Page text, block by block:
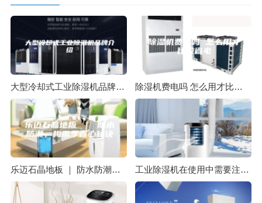
大型冷却式工业除湿机品牌介绍 除湿机费电吗 怎么用才比较省电
乐迈石晶地板 ｜ 防水防潮，梅雨季省心秘诀 工业除湿机在使用中需要注意哪些问题？